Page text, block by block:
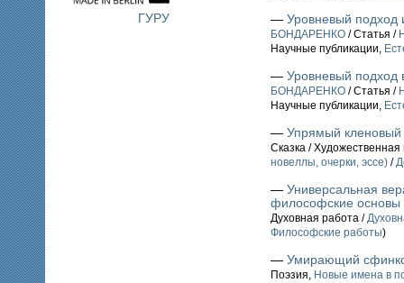
ГУРУ — Уровневый подход
БОНДАРЕНКО / Статья /
Научные публикации,
— Уровневый подход
БОНДАРЕНКО / Статья /
Научные публикации,
— Упрямый кленовый
Сказка /
новеллы, очерки, эссе) /
— Универсальная
философские основы
Духовная работа /
Философские работы)
— Умирающий
Поэзия, Новые имена в